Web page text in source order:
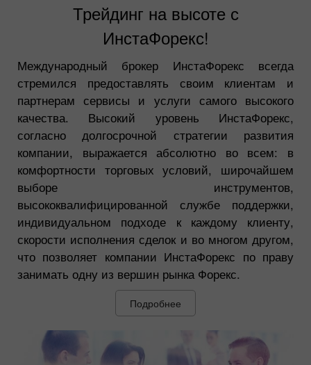
Трейдинг на высоте с
ИнстаФорекс!
Международный брокер ИнстаФорекс всегда
стремился предоставлять своим клиентам и
партнерам сервисы и услуги самого высокого
качества. Высокий уровень ИнстаФорекс,
согласно долгосрочной стратегии развития
компании, выражается абсолютно во всем: в
комфортности торговых условий, широчайшем
выборе инструментов,
высококвалифицированной службе поддержки,
индивидуальном подходе к каждому клиенту,
скорости исполнения сделок и во многом другом,
что позволяет компании ИнстаФорекс по праву
занимать одну из вершин рынка Форекс.
Подробнее